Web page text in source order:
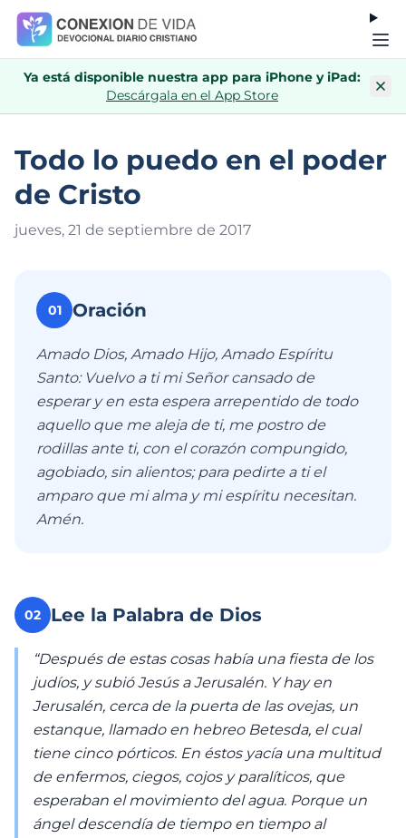
Ya está disponible nuestra app para iPhone y iPad:
Descárgala en el App Store
Todo lo puedo en el poder
de Cristo
jueves, 21 de septiembre de 2017
01 Oración
Amado Dios, Amado Hijo, Amado Espíritu
Santo: Vuelvo a ti mi Señor cansado de
esperar y en esta espera arrepentido de todo
aquello que me aleja de ti, me postro de
rodillas ante ti, con el corazón compungido,
agobiado, sin alientos; para pedirte a ti el
amparo que mi alma y mi espíritu necesitan.
Amén.
02 Lee la Palabra de Dios
“Después de estas cosas había una fiesta de los
judíos, y subió Jesús a Jerusalén. Y hay en
Jerusalén, cerca de la puerta de las ovejas, un
estanque, llamado en hebreo Betesda, el cual
tiene cinco pórticos. En éstos yacía una multitud
de enfermos, ciegos, cojos y paralíticos, que
esperaban el movimiento del agua. Porque un
ángel descendía de tiempo en tiempo al